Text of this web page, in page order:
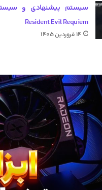
سیستم پیشنهادی و
Resident Evil Requiem
۱۴ فروردین ۱۴۰۵